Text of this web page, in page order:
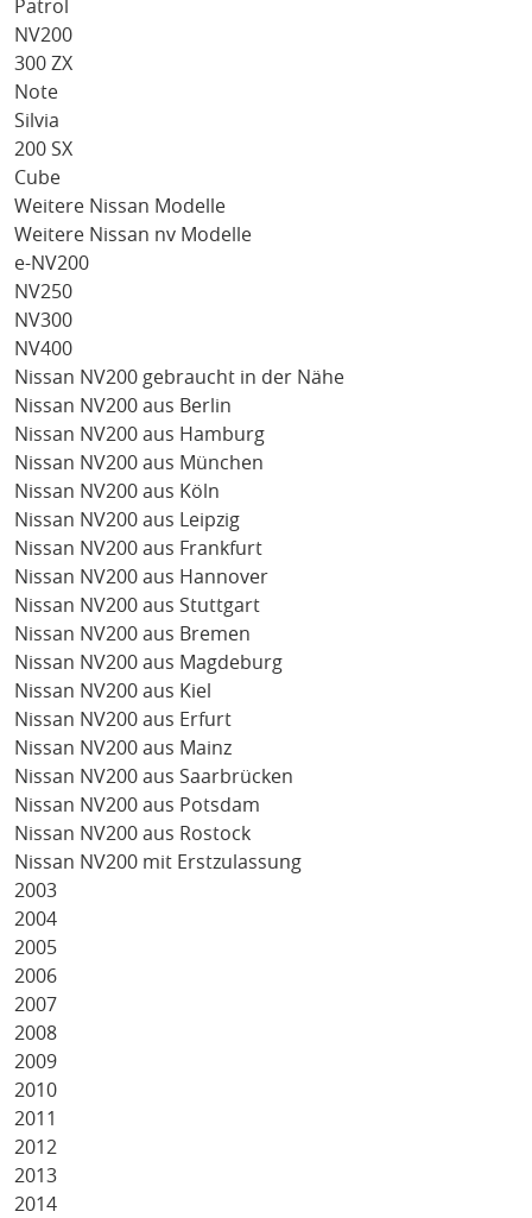
Patrol
NV200
300 ZX
Note
Silvia
200 SX
Cube
Weitere Nissan Modelle
Weitere Nissan nv Modelle
e-NV200
NV250
NV300
NV400
Nissan NV200 gebraucht in der Nähe
Nissan NV200 aus Berlin
Nissan NV200 aus Hamburg
Nissan NV200 aus München
Nissan NV200 aus Köln
Nissan NV200 aus Leipzig
Nissan NV200 aus Frankfurt
Nissan NV200 aus Hannover
Nissan NV200 aus Stuttgart
Nissan NV200 aus Bremen
Nissan NV200 aus Magdeburg
Nissan NV200 aus Kiel
Nissan NV200 aus Erfurt
Nissan NV200 aus Mainz
Nissan NV200 aus Saarbrücken
Nissan NV200 aus Potsdam
Nissan NV200 aus Rostock
Nissan NV200 mit Erstzulassung
2003
2004
2005
2006
2007
2008
2009
2010
2011
2012
2013
2014